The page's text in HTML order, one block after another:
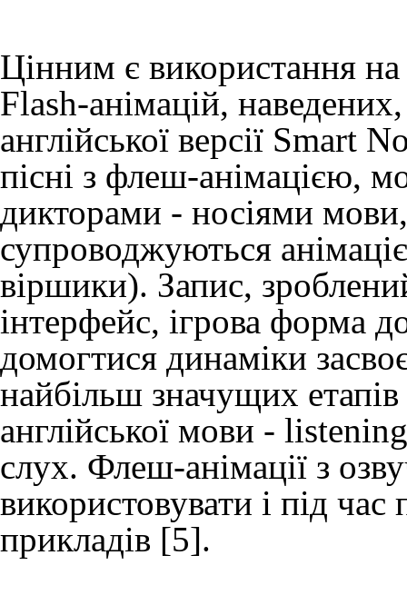
Цінним є використання на
Flash-анімацій,
англійської версії Smart
пісні з флеш-анімацією,
дикторами - носіями
супроводжуються
віршики). Запис,
інтерфейс, ігрова форма
домогтися динаміки
найбільш значущих
англійської мови -
слух. Флеш-анімації з
використовувати і під
прикладів [5].